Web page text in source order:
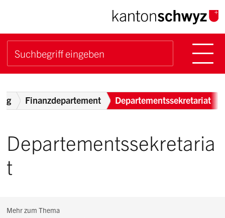
Navigieren im Kanton
Schnellnavigation
Suchbegriff
Breadcrumb
Finanzdepartement Departementssekretariat
Subnavigation:
Mehr zum Thema
Departementssekretaria
t